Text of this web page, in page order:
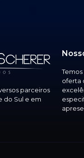
parceiros
do Sul e em
oferta